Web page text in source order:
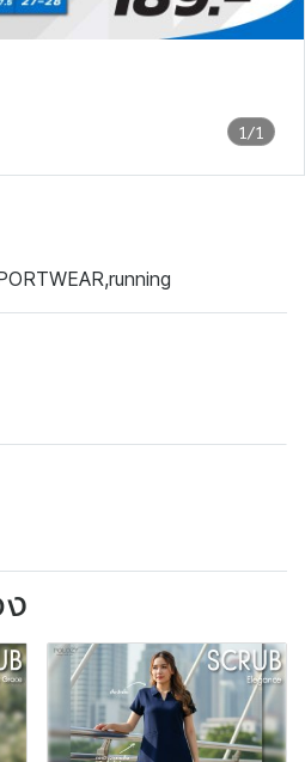
1/1
,running